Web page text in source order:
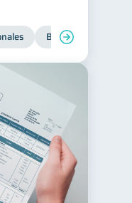
Bienestar financiero